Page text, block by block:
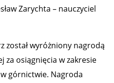
Zarychta – nauczyciel
został wyróżniony nagrodą
za osiągnięcia w zakresie
górnictwie. Nagroda